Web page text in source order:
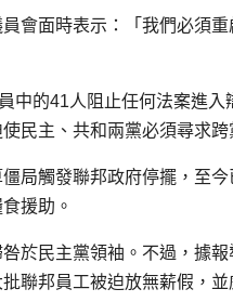
會面時表示：「我們必須
中的41人阻止任何法案進
民主、共和兩黨必須尋求跨
局觸發聯邦政府停擺，至
援助。
於民主黨領袖。不過，據
聯邦員工被迫放無薪假，